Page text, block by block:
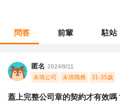
問答 前輩 駐站
匿名 2024/9/11
未填公司
未填職務 31-35歲
蓋上完整公司章的契約才有效嗎